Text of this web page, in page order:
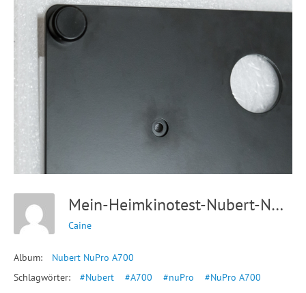
Mein-Heimkinotest-Nubert-NuPro-A-700-Test-14
Caine
Album:
Nubert NuPro A700
Schlagwörter:
#Nubert #A700 #nuPro
#NuPro A700